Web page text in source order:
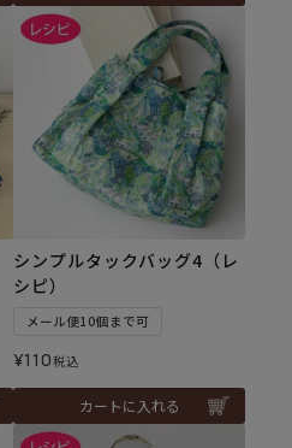
シンプルタックバッグ4（レ
シピ）
メール便10個まで可
¥110税込
カートに入れる